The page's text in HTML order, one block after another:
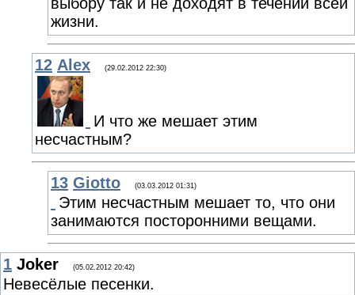
жизни.
12 Alex (29.02.2012 22:30)
И что же мешает этим
несчастным?
13 Giotto (03.03.2012 01:31)
Этим несчастным мешает то, что они
занимаются посторонними вещами.
1 Joker (05.02.2012 20:42)
Невесёлые песенки.